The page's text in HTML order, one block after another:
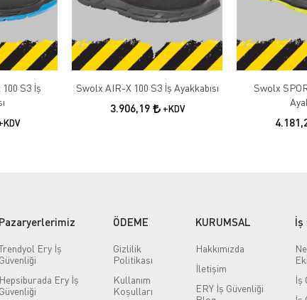
S3 İş
Swolx AIR-X 100 S3 İş Ayakkabısı
3.906,19 +KDV
Swolx
Pazaryerlerimiz
Ery İş
Güvenliği
Hepsiburada Ery İş
Güvenliği
ÖDEME
Gizlilik
Politikası
Kullanım
Koşulları
KURUMSAL
Hakkımızda
İletişim
ERY İş Güvenliği
İş
İş